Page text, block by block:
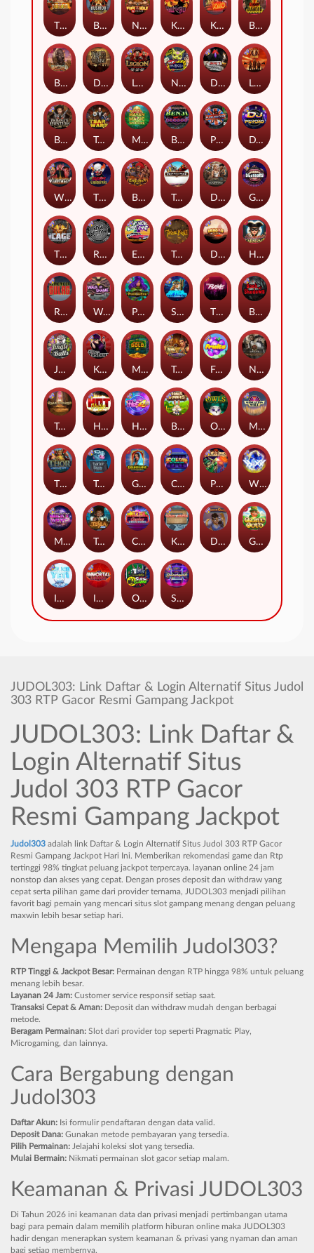
Kill Em All Blood Diamond
Nexus Fire In The Hole xBomb
Dead Men Walking
Tsar Wars
Nexus Outsourced
Nexus Tombstone RIP
Manhattan Goes Wild
Kiss My Chainsaw
Book Of Shadows
Rock Bottom
Tractor Beam
Casino Win Spin
The Cage
Hot Nudge
Space Donkey
Bounty Hunters xNudge®
Starstruck
Monkey's Gold xPays
Little Bighorn
Benji Killed in Vegas
Barbarian Fury
Poison Eve
Devil's Crossroad
Tomb of Nefertiti
Tomb of Akhenaten
Golden Genie And The Walking Wilds
Dragon Tribe
Immortal Fruits
Tesla Jolt Dungeon Quest
Coins of Fortune
Gluttony
Mayan Magic Wildfire
WiXX
Outsourced: Slash Game
Legion X
Fruits
Bonus Bunnies
Deadwood xNudge
DJ Psycho
Hot 4 Cash
Buffalo Hunter
Tombstone
Owls
Punk Rocker
Milky Ways Gaelic Gold
East Coast Vs West Coast
The Creepy Carnival
Whacked
Jingle Balls
Harlequin Carnival
Walk of Shame
Kitchen Drama: Sushi Mania
Pixies vs Pirates
Thor: Hammer Time
Ice Ice Yeti
Remember Gulag
Karen Maneater
True kult
Bushido Way xNudge
The Border
The Rave
JUDOL303: Link Daftar & Login Alternatif Situs Judol
303 RTP Gacor Resmi Gampang Jackpot
JUDOL303: Link Daftar &
Login Alternatif Situs
Judol 303 RTP Gacor
Resmi Gampang Jackpot
Judol303 adalah link Daftar & Login Alternatif Situs Judol 303 RTP Gacor
Resmi Gampang Jackpot Hari Ini. Memberikan rekomendasi game dan Rtp
tertinggi 98% tingkat peluang jackpot terpercaya. layanan online 24 jam
nonstop dan akses yang cepat. Dengan proses deposit dan withdraw yang
cepat serta pilihan game dari provider ternama, JUDOL303 menjadi pilihan
favorit bagi pemain yang mencari situs slot gampang menang dengan peluang
maxwin lebih besar setiap hari.
Mengapa Memilih Judol303?
RTP Tinggi & Jackpot Besar: Permainan dengan RTP hingga 98% untuk peluang
menang lebih besar.
Layanan 24 Jam: Customer service responsif setiap saat.
Transaksi Cepat & Aman: Deposit dan withdraw mudah dengan berbagai
metode.
Beragam Permainan: Slot dari provider top seperti Pragmatic Play,
Microgaming, dan lainnya.
Cara Bergabung dengan
Judol303
Daftar Akun: Isi formulir pendaftaran dengan data valid.
Deposit Dana: Gunakan metode pembayaran yang tersedia.
Pilih Permainan: Jelajahi koleksi slot yang tersedia.
Mulai Bermain: Nikmati permainan slot gacor setiap malam.
Keamanan & Privasi JUDOL303
Di Tahun 2026 ini keamanan data dan privasi menjadi pertimbangan utama
bagi para pemain dalam memilih platform hiburan online maka JUDOL303
hadir dengan menerapkan system keamanan & privasi yang nyaman dan aman
bagi setiap membernya.